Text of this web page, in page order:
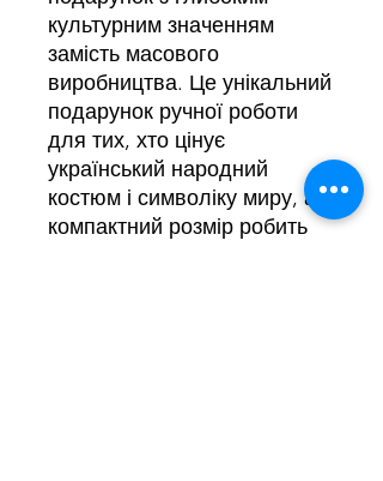
культурним значенням
замість масового
виробництва. Це унікальний
подарунок ручної роботи
для тих, хто цінує
український народний
костюм і символіку миру, а
компактний розмір робить